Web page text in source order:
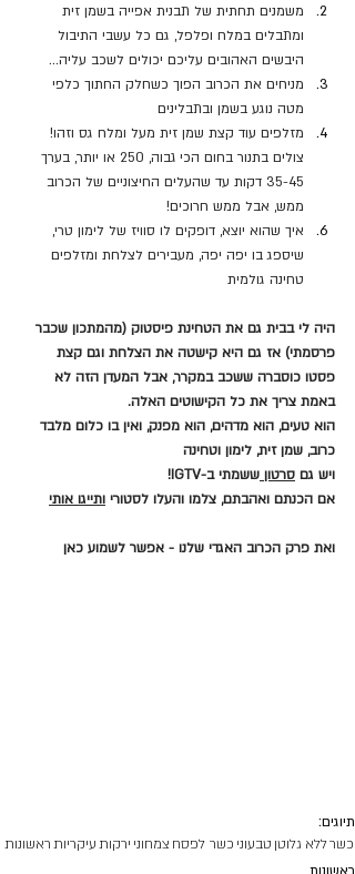
משמנים תחתית של תבנית אפייה בשמן זית
ומתבלים במלח ופלפל, גם כל עשבי התיבול
היבשים האהובים עליכם יכולים לשכב עליה...
מניחים את הכרוב הפוך כשחלק החתוך כלפי
מטה נוגע בשמן ובתבלינים
מזלפים עוד קצת שמן זית מעל ומלח גס וזהו!
צולים בתנור בחום הכי גבוה, 250 או יותר, בערך
35-45 דקות עד שהעלים החיצוניים של הכרוב
ממש, אבל ממש חרוכים!
איך שהוא יוצא, דופקים לו סוויז של לימון טרי,
שיספג בו יפה יפה, מעבירים לצלחת ומזלפים
טחינה גולמית
היה לי בבית גם את הטחינת פיסטוק (מהמתכון שכבר
פרסמתי) אז גם היא קישטה את הצלחת וגם קצת
פסטו כוסברה ששכב במקרר, אבל המעדן הזה לא
באמת צריך את כל הקישוטים האלה.
הוא טעים, הוא מדהים, הוא מפנק, ואין בו כלום מלבד
כרוב, שמן זית, לימון וטחינה
ויש גם סרטון ששמתי ב-IGTV!
אם הכנתם ואהבתם, צלמו והעלו לסטורי ותייגו אותי
ואת פרק הכרוב האגדי שלנו - אפשר לשמוע כאן
תיוגים:
כשרללא גלוטן טבעוני כשר לפסח צמחוני ירקותעיקריותראשונות
ראשונות